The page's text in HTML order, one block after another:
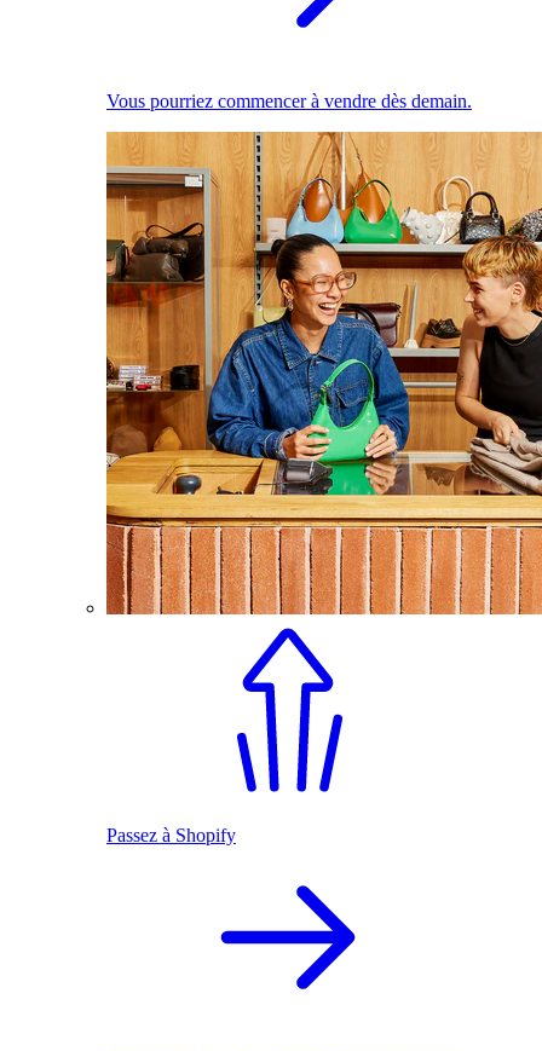
Vous pourriez commencer à vendre dès demain.
Passez à Shopify